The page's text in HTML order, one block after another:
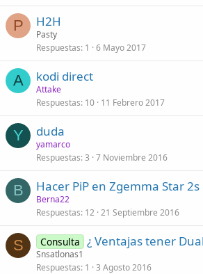
P H2H
Pasty
Respuestas 1 6 Mayo 2017
A kodi direct
Attake
Respuestas 10 11 Febrero 2017
Y duda
yamarco
Respuestas 3 7 Noviembre 2016
B Hacer PiP en Zgemma Star 2s
Berna22
Respuestas 12 21 Septiembre 2016
S Consulta ¿ Ventajas tener
Snsatlonas1
Respuestas 1 3 Agosto 2016